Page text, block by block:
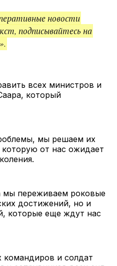
новости
подписывайтесь на
всех министров и
который
мы решаем их
от нас ожидает
переживаем роковые
достижений, но и
которые еще ждут нас
командиров и солдат